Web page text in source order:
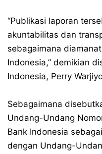
“Publikasi laporan
akuntabilitas dan
sebagaimana
Indonesia,” demikian
Indonesia, Perry
Sebagaimana
Undang-Undang
Bank Indonesia
dengan Undang-